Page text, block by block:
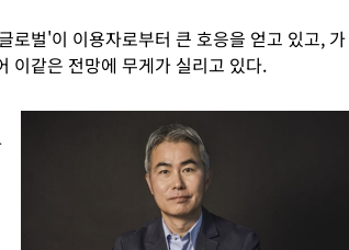
로벌'이 이용자로부터 큰 호응을 얻고 있고, 가
이같은 전망에 무게가 실리고 있다.